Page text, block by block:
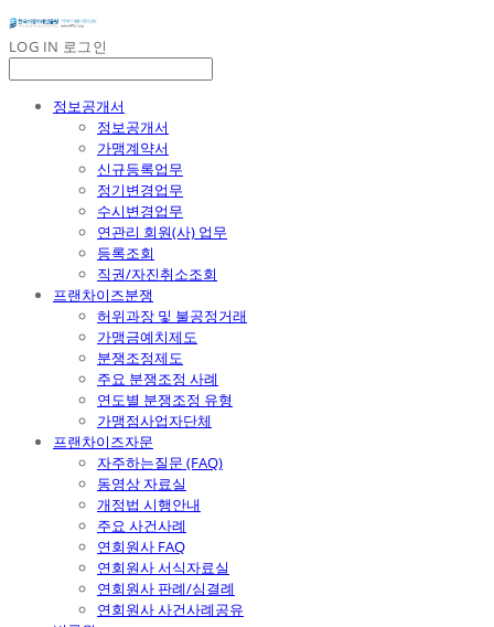
LOG IN 로그인
정보공개서
정보공개서
가맹계약서
신규등록업무
정기변경업무
수시변경업무
연관리 회원(사) 업무
등록조회
직권/자진취소조회
프랜차이즈분쟁
허위과장 및 불공정거래
가맹금예치제도
분쟁조정제도
주요 분쟁조정 사례
연도별 분쟁조정 유형
가맹점사업자단체
프랜차이즈자문
자주하는질문 (FAQ)
동영상 자료실
개정법 시행안내
주요 사건사례
연회원사 FAQ
연회원사 서식자료실
연회원사 판례/심결례
연회원사 사건사례공유